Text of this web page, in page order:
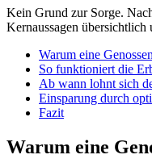
Kein Grund zur Sorge.
Kernaussagen übersichtlich
Warum eine
So funktioniert die
Ab wann lohnt sich
Einsparung durch
Fazit
Warum eine